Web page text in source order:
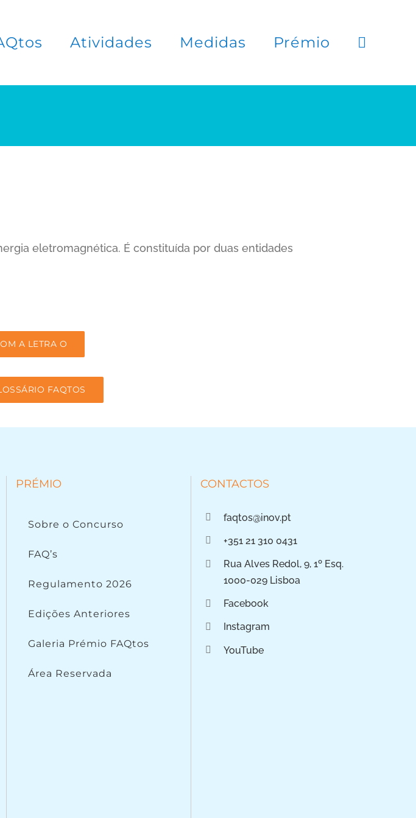
Atividades Medidas Prémio
eletromagnética. É constituída por duas entidades
A LETRA O
FAQTOS
PRÉMIO
Sobre o Concurso
FAQ’s
Regulamento 2026
Edições Anteriores
Galeria Prémio FAQtos
Área Reservada
CONTACTOS
faqtos@inov.pt
+351 21 310 0431
Rua Alves Redol, 9, 1º Esq.
1000-029 Lisboa
Facebook
Instagram
YouTube